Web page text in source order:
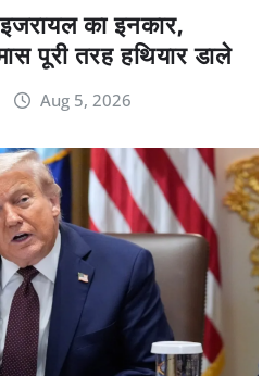
का इनकार,
पूरी तरह हथियार डाले
Aug 5, 2026